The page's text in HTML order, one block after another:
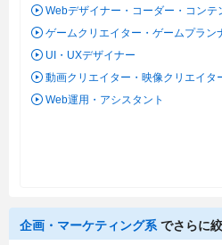
Webデザイナー・コーダー・コンテ
ゲームクリエイター・ゲームプラン
UI・UXデザイナー
動画クリエイター・映像クリエイタ
Web運用・アシスタント
企画・マーケティング系 でさらに